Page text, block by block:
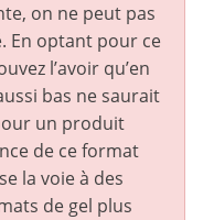
on ne peut pas
En optant pour ce
l’avoir qu’en
bas ne saurait
un produit
de ce format
la voie à des
de gel plus